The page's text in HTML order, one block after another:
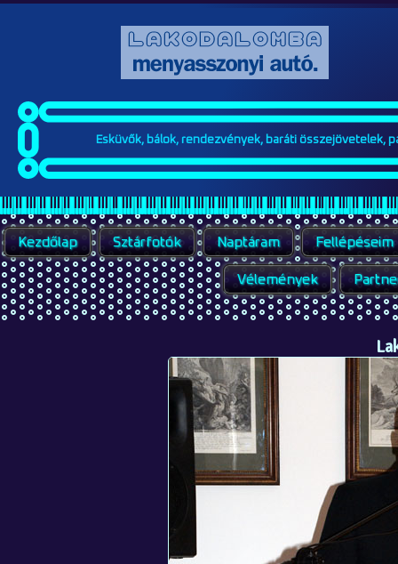
Esküvők, bálok, rendezvények, baráti összejövetelek,
Kezdőlap Sztárfotók Naptáram Fellépéseim
Vélemények